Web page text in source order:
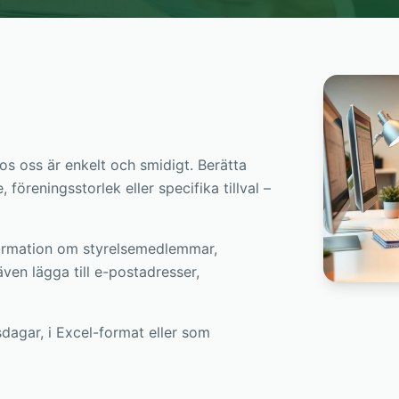
oss är enkelt och smidigt. Berätta
föreningsstorlek eller specifika tillval –
om styrelsemedlemmar,
lägga till e-postadresser,
i Excel-format eller som